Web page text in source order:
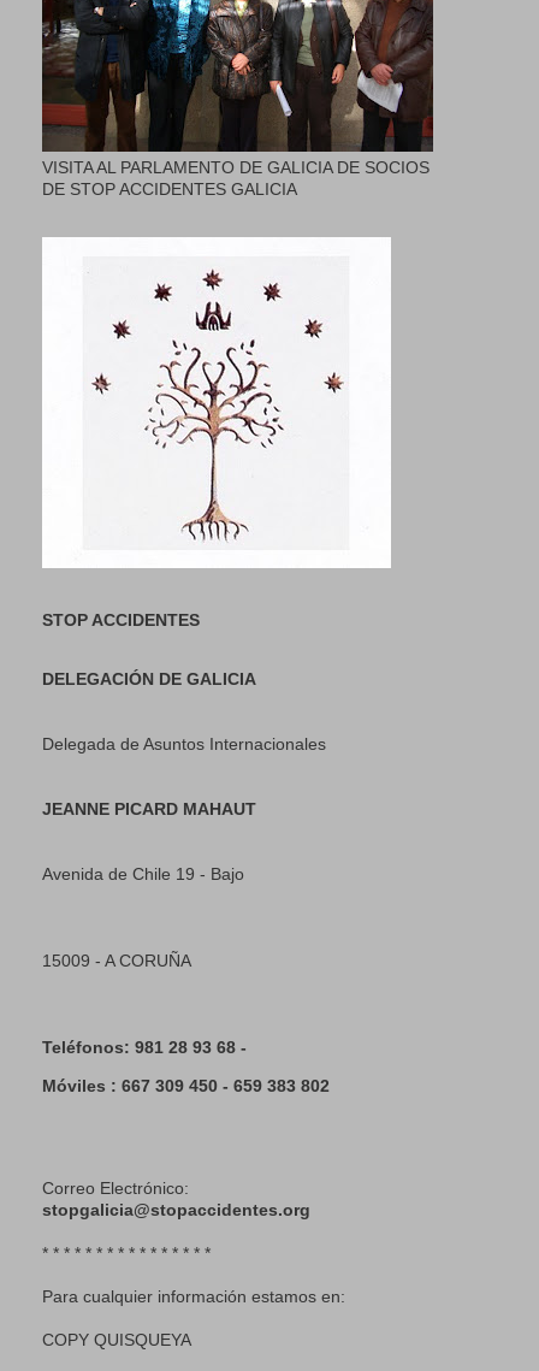
VISITA AL PARLAMENTO DE GALICIA DE SOCIOS
DE STOP ACCIDENTES GALICIA
STOP ACCIDENTES
DELEGACIÓN DE GALICIA
Delegada de Asuntos Internacionales
JEANNE PICARD MAHAUT
Avenida de Chile 19 - Bajo
15009 - A CORUÑA
Teléfonos: 981 28 93 68 -
Móviles : 667 309 450 - 659 383 802
Correo Electrónico:
stopgalicia@stopaccidentes.org
* * * * * * * * * * * * * * * *
Para cualquier información estamos en:
COPY QUISQUEYA